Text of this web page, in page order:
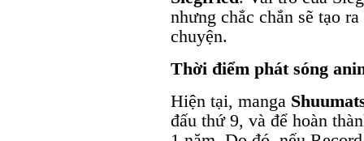
nhưng chắc chắn sẽ tạo
chuyện.
Thời điểm phát sóng
Hiện tại, manga
đấu thứ 9, và để hoàn